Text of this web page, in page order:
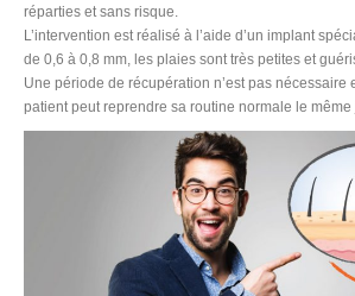
réparties et sans risque.
L’intervention est réalisé à l’aide d’un implant
de 0,6 à 0,8 mm, les plaies sont très petites et
Une période de récupération n’est pas nécessaire
patient peut reprendre sa routine normale le même